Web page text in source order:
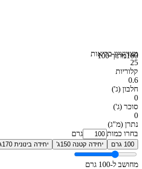
100מתוך 100מצויןציון בריאות
25
קלוריות
0.6
חלבון (ג')
0
סוכר (ג')
0
נתרן (מ"ג)
בחרו כמות
גרם
100 גרם יחידה קטנה 150ג' יחידה בינונית 170ג'
מחושב ל-100 גרם